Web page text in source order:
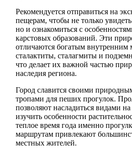
Рекомендуется отправиться на
пещерам, чтобы не только
но и ознакомиться с
карстовых образований. Эти
отличаются богатым
сталактиты, сталагмиты и
что делает их важной частью
наследия региона.
Город славится своими
тропами для пеших прогулок.
позволяют насладиться видами
изучить особенности
теплое время года именно
маршрутам привлекают
местных жителей.